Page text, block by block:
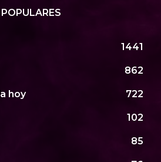
1441
862
hoy 722
102
85